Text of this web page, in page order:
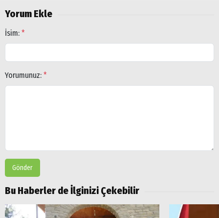
Yorum Ekle
İsim: *
Yorumunuz: *
Gönder
Bu Haberler de İlginizi Çekebilir